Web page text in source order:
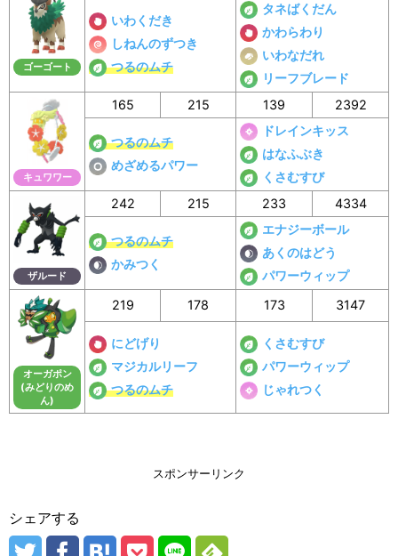
ゴーゴート
いわくだき
しねんのずつき
つるのムチ
タネばくだん
かわらわり
いわなだれ
リーフブレード
キュワワー
165 215 139 2392
つるのムチ
めざめるパワー
ドレインキッス
はなふぶき
くさむすび
ザルード
242 215 233 4334
つるのムチ
かみつく
エナジーボール
あくのはどう
パワーウィップ
オーガポン
(みどりのめ
ん)
219 178 173 3147
にどげり
マジカルリーフ
つるのムチ
くさむすび
パワーウィップ
じゃれつく
スポンサーリンク
シェアする